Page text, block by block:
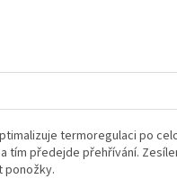
termoregulaci po
tím předejde přehřívání.
ponožky.